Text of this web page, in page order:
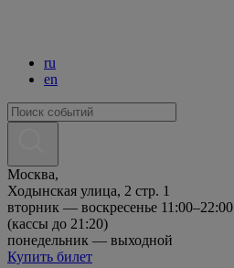
ru
en
Москва,
Ходынская улица, 2 стр. 1
вторник — воскресенье 11:00–22:00
(кассы до 21:20)
понедельник — выходной
Купить билет